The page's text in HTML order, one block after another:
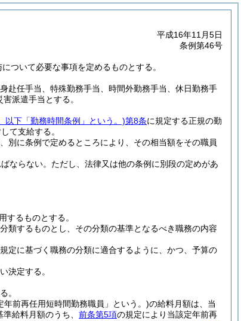
平成16年11月5日
条例第46号
ついて必要な事項を定めるものとする。
赴任手当、特殊勤務手当、時間外勤務手当、休日勤務手
派遣手当とする。
以下「勤務時間条例」という。)第8条に規定する正規の勤
て支給する。
別に条例で定めるところにより、その相当額をその職員
ならない。 ただし、法律又は他の条例に別段の定めがあ
するものとする。
類するものとし、その分類の基準となるべき職務の内容
定に基づく職務の分類に適合するように、かつ、予算の
決定する。
。
年前再任用短時間勤務職員」という。)の給料月額は、当
給料月額のうち、 前条第5項の規定により当該定年前再